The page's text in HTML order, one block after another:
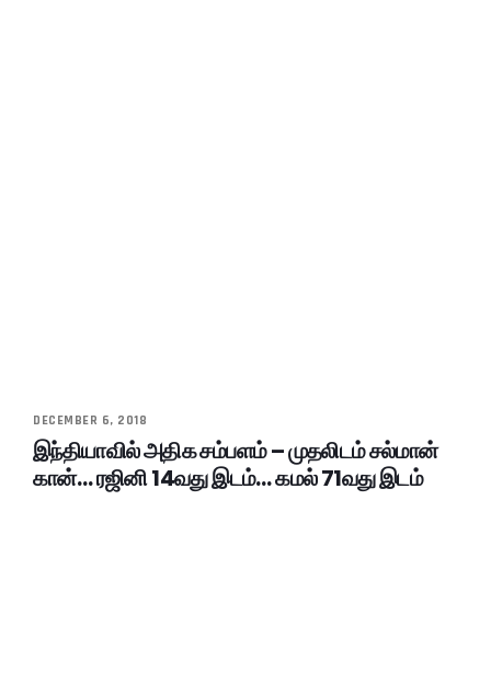
DECEMBER 6, 2018
இந்தியாவில் அதிக சம்பளம் – முதலிடம் சல்மான்
கான்… ரஜினி 14வது இடம்… கமல் 71வது இடம்